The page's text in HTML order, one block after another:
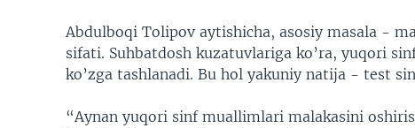
Abdulboqi Tolipov aytishicha, asosiy masala -
sifati. Suhbatdosh kuzatuvlariga ko’ra, yuqori
ko’zga tashlanadi. Bu hol yakuniy natija - test
“Aynan yuqori sinf muallimlari malakasini